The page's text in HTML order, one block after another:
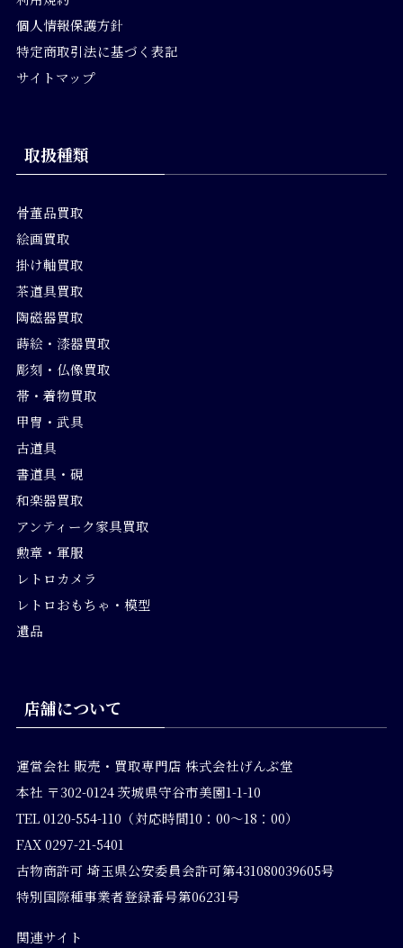
個人情報保護方針
特定商取引法に基づく表記
サイトマップ
取扱種類
骨董品買取
絵画買取
掛け軸買取
茶道具買取
陶磁器買取
蒔絵・漆器買取
彫刻・仏像買取
帯・着物買取
甲冑・武具
古道具
書道具・硯
和楽器買取
アンティーク家具買取
勲章・軍服
レトロカメラ
レトロおもちゃ・模型
遺品
店舗について
運営会社 販売・買取専門店 株式会社げんぶ堂
本社 〒302-0124 茨城県守谷市美園1-1-10
TEL 0120-554-110（対応時間10：00～18：00）
FAX 0297-21-5401
古物商許可 埼玉県公安委員会許可第431080039605号
特別国際種事業者登録番号第06231号
関連サイト